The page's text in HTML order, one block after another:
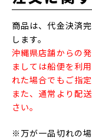
商品は、代金決済
します。
沖縄県店舗からの
ましては船便を利
れた場合でもご指
また、通常より配
さい。
※万が一品切れの